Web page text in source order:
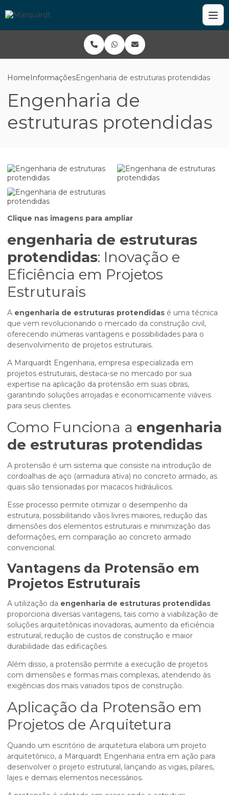
HomeInformaçõesEngenharia de estruturas protendidas
Engenharia de
estruturas protendidas
Clique nas imagens para ampliar
engenharia de estruturas
protendidas: Inovação e
Eficiência em Projetos
Estruturais
A engenharia de estruturas protendidas é uma técnica
que vem revolucionando o mercado da construção civil,
oferecendo inúmeras vantagens e possibilidades para o
desenvolvimento de projetos estruturais.
A Marquardt Engenharia, empresa especializada em
projetos estruturais, destaca-se no mercado por sua
expertise na aplicação da protensão em suas obras,
garantindo soluções arrojadas e economicamente viáveis
para seus clientes.
Como Funciona a engenharia
de estruturas protendidas
A protensão é um sistema que consiste na introdução de
cordoalhas de aço (armadura ativa) no concreto armado, as
quais são tensionadas por macacos hidráulicos.
Esse processo permite otimizar o desempenho da
estrutura, possibilitando vãos livres maiores, redução das
dimensões dos elementos estruturais e minimização das
deformações, em comparação ao concreto armado
convencional.
Vantagens da Protensão em
Projetos Estruturais
A utilização da engenharia de estruturas protendidas
proporciona diversas vantagens, tais como a viabilização de
soluções arquitetônicas inovadoras, aumento da eficiência
estrutural, redução de custos de construção e maior
durabilidade das edificações.
Além disso, a protensão permite a execução de projetos
com dimensões e formas mais complexas, atendendo às
exigências dos mais variados tipos de construção.
Aplicação da Protensão em
Projetos de Arquitetura
Quando um escritório de arquitetura elabora um projeto
arquitetônico, a Marquardt Engenharia entra em ação para
desenvolver o projeto estrutural, lançando as vigas, pilares,
lajes e demais elementos necessários.